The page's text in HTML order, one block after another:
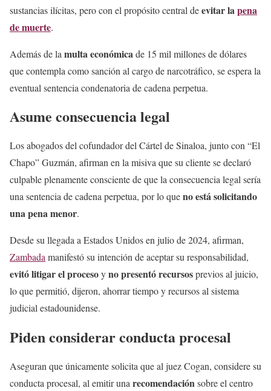
sustancias ilícitas, pero con el propósito central deevitar la pena
de muerte.
Además de la multa económica de 15 mil millones de dólares
que contempla como sanción al cargo de narcotráfico, se espera la
eventual sentencia condenatoria de cadena perpetua.
Asume consecuencia legal
Los abogados del cofundador del Cártel de Sinaloa, junto con “El
Chapo” Guzmán, afirman en la misiva que su cliente se declaró
culpable plenamente consciente de que la consecuencia legal sería
una sentencia de cadena perpetua, por lo queno está solicitando
una pena menor.
Desde su llegada a Estados Unidos en julio de 2024, afirman,
Zambadamanifestó su intención de aceptar su responsabilidad,
evitó litigar el procesoyno presentó recursosprevios al juicio,
lo que permitió, dijeron, ahorrar tiempo y recursos al sistema
judicial estadounidense.
Piden considerar conducta procesal
Aseguran que únicamente solicita que al juez Cogan, considere su
conducta procesal, al emitir una recomendaciónsobre el centro